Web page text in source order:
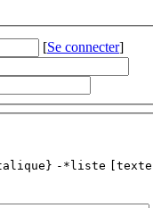
[Se connecter]
-*liste